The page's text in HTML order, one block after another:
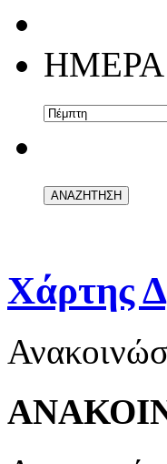
ΗΜΕΡΑ
Χάρτης